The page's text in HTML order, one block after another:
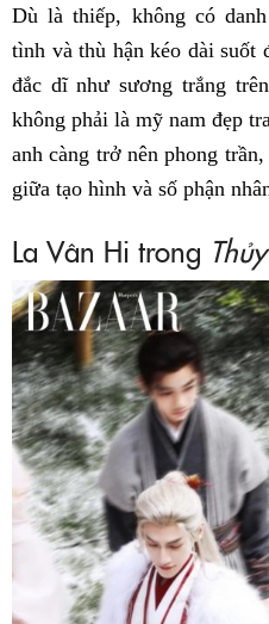
Dù là thiếp, không có
tình và thù hận kéo dài suốt
đắc dĩ như sương trắng
không phải là mỹ nam đẹp
anh càng trở nên phong
giữa tạo hình và số phận
La Vân Hi trong